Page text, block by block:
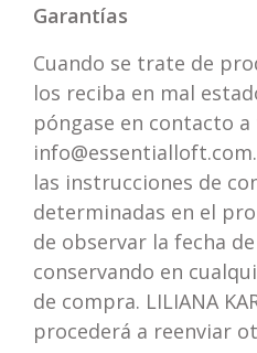
Garantías
Cuando se trate de
los reciba en mal
póngase en contacto
info@essentialloft.com
las instrucciones de
determinadas en el
de observar la fecha
conservando en
de compra. LILIANA
procederá a reenviar